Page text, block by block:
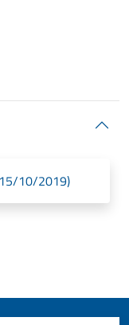
10/2019)